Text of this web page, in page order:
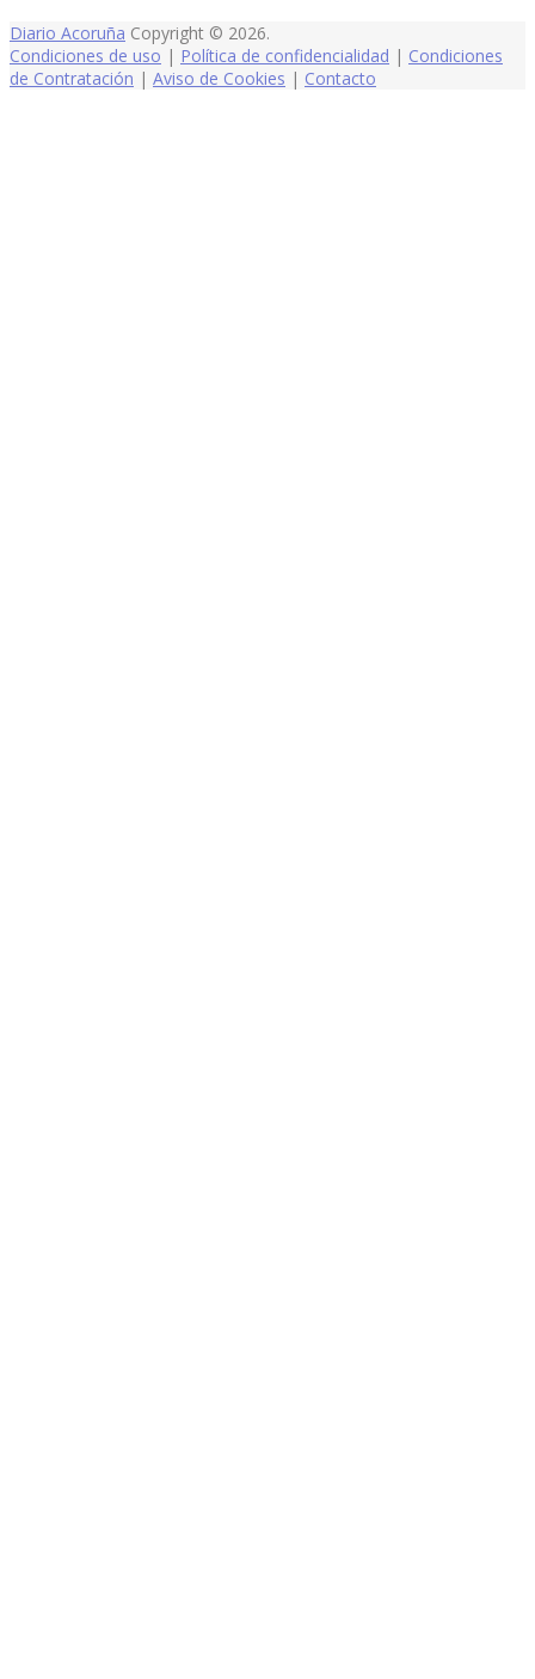
Diario Acoruña Copyright © 2026.
Condiciones de uso | Política de confidencialidad | Condiciones
de Contratación | Aviso de Cookies | Contacto